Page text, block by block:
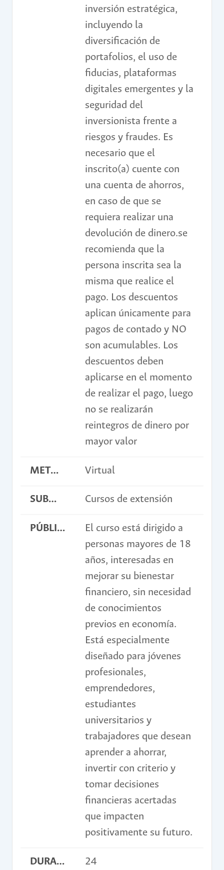
inversión estratégica,
incluyendo la
diversificación de
portafolios, el uso de
fiducias, plataformas
digitales emergentes y la
seguridad del
inversionista frente a
riesgos y fraudes. Es
necesario que el
inscrito(a) cuente con
una cuenta de ahorros,
en caso de que se
requiera realizar una
devolución de dinero.se
recomienda que la
persona inscrita sea la
misma que realice el
pago. Los descuentos
aplican únicamente para
pagos de contado y NO
son acumulables. Los
descuentos deben
aplicarse en el momento
de realizar el pago, luego
no se realizarán
reintegros de dinero por
mayor valor
METODOLOGÍA Virtual
SUBMODALIDAD Cursos de extensión
PÚBLICO OBJETIVO
El curso está dirigido a
personas mayores de 18
años, interesadas en
mejorar su bienestar
financiero, sin necesidad
de conocimientos
previos en economía.
Está especialmente
diseñado para jóvenes
profesionales,
emprendedores,
estudiantes
universitarios y
trabajadores que desean
aprender a ahorrar,
invertir con criterio y
tomar decisiones
financieras acertadas
que impacten
positivamente su futuro.
DURACIÓN EN HORAS 24